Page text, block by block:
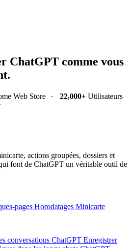
ChatGPT comme vous
Web Store · 22,000+Utilisateurs
actions groupées, dossiers et
font de ChatGPT un véritable outil de
pages Horodatages Minicarte
conversations ChatGPT Enregistrer